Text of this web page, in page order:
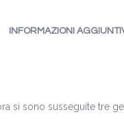
INFORMAZIONI
si sono susseguite tre